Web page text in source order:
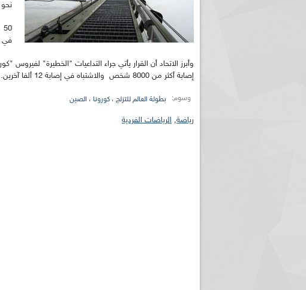
نحو
في 13 و14 من الشهر ذاته.
إصابة أكثر من 8000 شخص والاشتباه في إصابة 12 ألفا آخرين.
وسوم: بطولة العالم للتزلج ، كورونا ، الصين
رياضة, الرياضات الفردية